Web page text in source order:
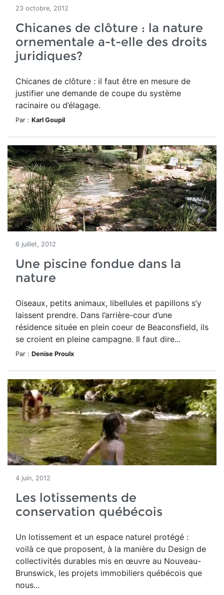
23 octobre, 2012
Chicanes de clôture : la nature
ornementale a-t-elle des droits
juridiques?
Chicanes de clôture : il faut être en mesure de
justifier une demande de coupe du système
racinaire ou d’élagage.
Par : Karl Goupil
6 juillet, 2012
Une piscine fondue dans la
nature
Oiseaux, petits animaux, libellules et papillons s’y
laissent prendre. Dans l’arrière-cour d’une
résidence située en plein coeur de Beaconsfield, ils
se croient en pleine campagne. Il faut dire...
Par : Denise Proulx
4 juin, 2012
Les lotissements de
conservation québécois
Un lotissement et un espace naturel protégé :
voilà ce que proposent, à la manière du Design de
collectivités durables mis en œuvre au Nouveau-
Brunswick, les projets immobiliers québécois que
nous...